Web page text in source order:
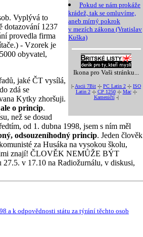
Pokud se nám prokáže
krádež, tak se omluvíme,
aneb mírný pokrok
v mezích zákona (Vratislav
Kuška)
Ikona pro Vaši stránku...
|- Ascii 7Bit -|- PC Latin 2 -|- ISO
Latin 2-|- CP 1250-|- Mac-|-
Kameničtí-|
Vyplývá to
dotazování 1237
provedla firma
- Vzorek je
obyvatel,
jaké ČT vysílá,
zdá se
Kytky zhoršuji.
o princip.
než se dosud
od 1. dubna 1998, jsem s ním měl
odsouzeníhodný princip. Jeden člověk
za Husáka na vysokou školu,
nimi znají! ČLOVĚK NEMŮŽE BÝT
v 17.10 na Radiožurnálu, v diskusi,
a k odpovědnosti státu za týrání těchto osob